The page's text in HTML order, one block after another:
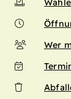
Wer